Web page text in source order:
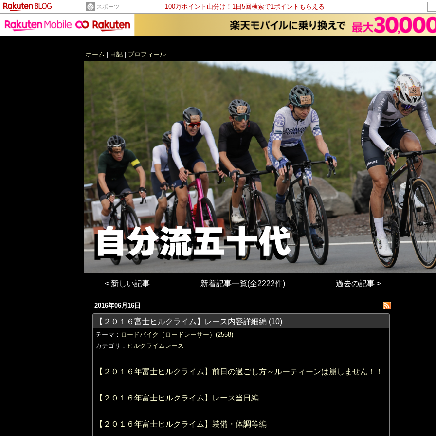
スポーツ 100万ポイント山分け！1日5回検索で1ポイントもらえる
ホーム 日記 プロフィール
< 新しい記事 新着記事一覧(全2222件) 過去の記事 >
2016年06月16日
【２０１６富士ヒルクライム】レース内容詳細編 (10)
テーマ： ロードバイク（ロードレーサー）(2558)
カテゴリ： ヒルクライムレース
【２０１６年富士ヒルクライム】前日の過ごし方～ルーティーンは崩しません！！
【２０１６年富士ヒルクライム】レース当日編
【２０１６年富士ヒルクライム】装備・体調等編